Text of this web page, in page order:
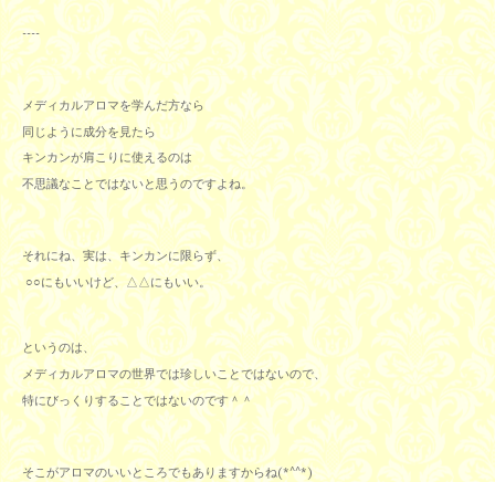
----
メディカルアロマを学んだ方なら
同じように成分を見たら
キンカンが肩こりに使えるのは
不思議なことではないと思うのですよね。
それにね、実は、キンカンに限らず、
○○にもいいけど、△△にもいい。
というのは、
メディカルアロマの世界では珍しいことではないので、
特にびっくりすることではないのです＾＾
そこがアロマのいいところでもありますからね(*^^*)